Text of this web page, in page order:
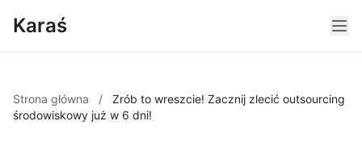
Karaś
Strona główna /
Zrób to wreszcie! Zacznij zlecić outsourcing
środowiskowy już w 6 dni!